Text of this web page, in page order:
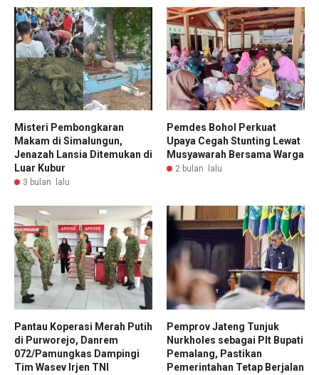
Misteri Pembongkaran
Makam di Simalungun,
Jenazah Lansia Ditemukan di
Luar Kubur
3 bulan lalu
Pemdes Bohol Perkuat
Upaya Cegah Stunting Lewat
Musyawarah Bersama Warga
2 bulan lalu
Pantau Koperasi Merah Putih
di Purworejo, Danrem
072/Pamungkas Dampingi
Tim Wasev Irjen TNI
Pemprov Jateng Tunjuk
Nurkholes sebagai Plt Bupati
Pemalang, Pastikan
Pemerintahan Tetap Berjalan